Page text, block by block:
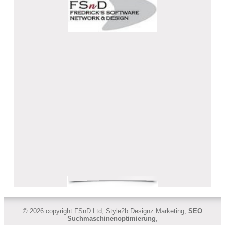
© 2026 copyright FSnD Ltd, Style2b Designz Marketing, SEO
Suchmaschinenoptimierung,